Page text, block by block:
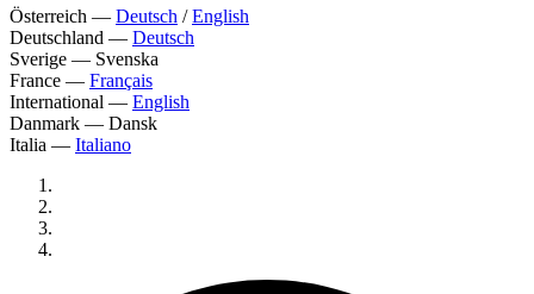
Österreich — Deutsch /English
Deutschland — Deutsch
Sverige — Svenska
France — Français
International — English
Danmark — Dansk
Italia — Italiano